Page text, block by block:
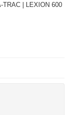
TRAC | LEXION 600